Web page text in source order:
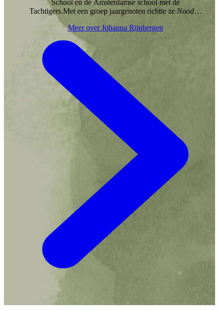
School en de Amsterdamse school met de
Tachtigers.Met een groep jaargenoten richtte ze Noodlot
op, een literaire cirkel waarbij gezamenlijk wordt
gegeten, gedronken en over literatuur wordt gesproken,
geheel in stijl van het fin de siècle.Al tijdens haar studie
werkte Johanna als proeflezer voor diverse literaire
uitgeverijen. Inmiddels is ze fulltime corrector,
persklaarmaker en vertaler. Ze werkt het liefst van laat
op de middag tot diep in de nacht. Als ze vastzit met een
vertaling loopt ze het liefst door nachtelijk Amsterdam
om haar hoofd vrij te maken en nieuwe inspiratie op te
doen.Ze woont in Amsterdam met haar twee katten:
Frederik en Louis.
Meer over Johanna Rijnbergen